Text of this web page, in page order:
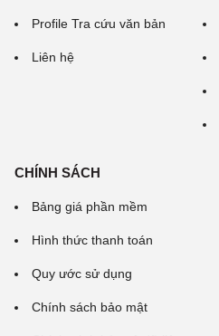
Profile Tra cứu văn bản
Liên hệ
CHÍNH SÁCH
Bảng giá phần mềm
Hình thức thanh toán
Quy ước sử dụng
Chính sách bảo mật